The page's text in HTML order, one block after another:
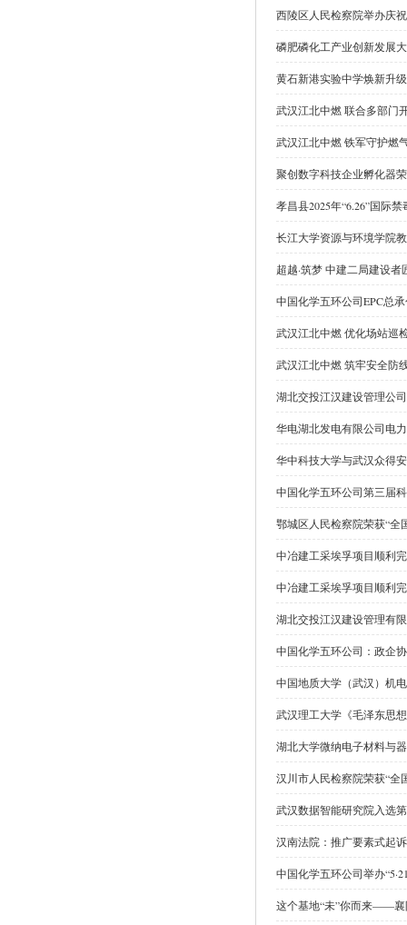
西陵区人民检察院举办庆
磷肥磷化工产业创新发展
黄石新港实验中学焕新升
武汉江北中燃 联合多部门
武汉江北中燃 铁军守护燃
聚创数字科技企业孵化器
孝昌县2025年“6.26”国际
长江大学资源与环境学院
超越·筑梦 中建二局建设
中国化学五环公司EPC总
武汉江北中燃 优化场站巡
武汉江北中燃 筑牢安全防
湖北交投江汉建设管理公
华电湖北发电有限公司电
华中科技大学与武汉众得
中国化学五环公司第三届
鄂城区人民检察院荣获“全
中冶建工采埃孚项目顺利
中冶建工采埃孚项目顺利
湖北交投江汉建设管理有
中国化学五环公司：政企
中国地质大学（武汉）机
武汉理工大学《毛泽东思
湖北大学微纳电子材料与
汉川市人民检察院荣获“全
武汉数据智能研究院入选
汉南法院：推广要素式起
中国化学五环公司举办
这个基地“未”你而来——襄